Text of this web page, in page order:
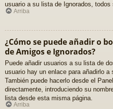
usuario a su lista de Ignorados,
Arriba
¿Cómo se puede añadir o
de Amigos e Ignorados?
Puede añadir usuarios a su lista de
usuario hay un enlace para añadirlo a
También puede hacerlo desde el
directamente, introduciendo su
lista desde esta misma página.
Arriba